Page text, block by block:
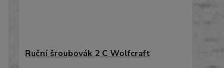
Ruční šroubovák 2 C Wolfcraft